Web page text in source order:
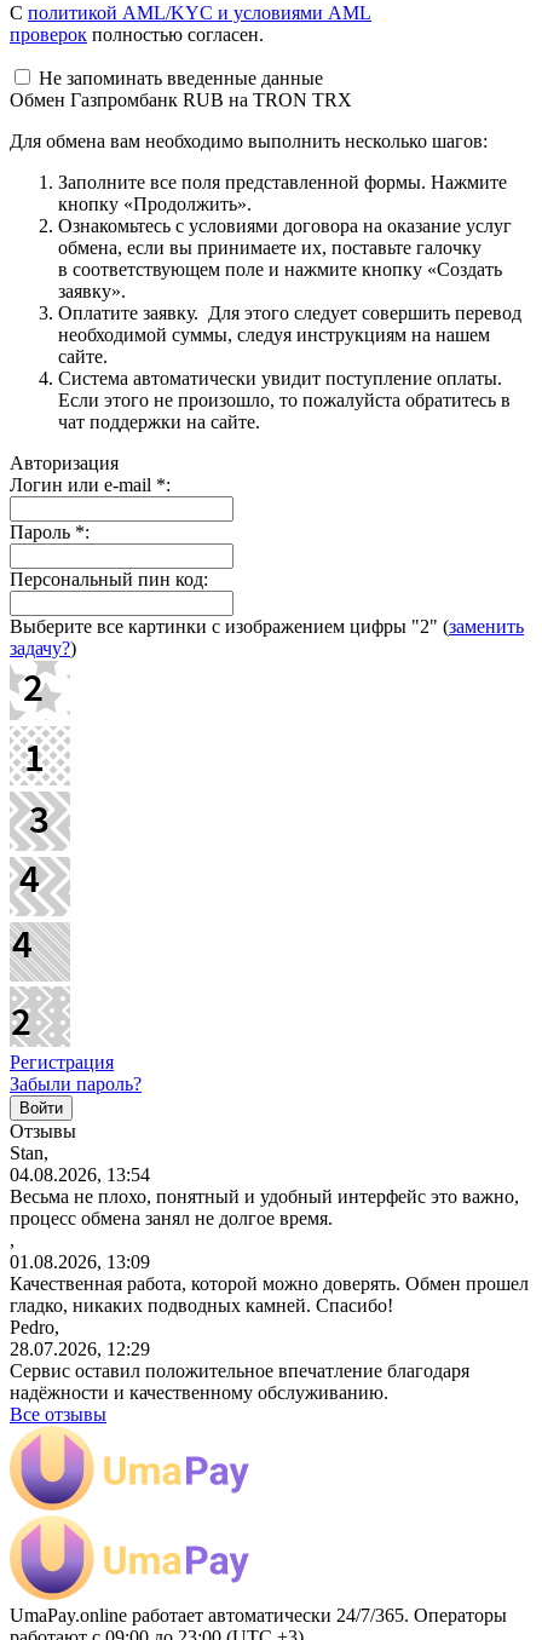
С политикой AML/KYC и условиями AML
проверок полностью согласен.
Не запоминать введенные данные
Обмен Газпромбанк RUB на TRON TRX
Для обмена вам необходимо выполнить несколько шагов:
Заполните все поля представленной формы. Нажмите
кнопку «Продолжить».
Ознакомьтесь с условиями договора на оказание услуг
обмена, если вы принимаете их, поставьте галочку
в соответствующем поле и нажмите кнопку «Создать
заявку».
Оплатите заявку. Для этого следует совершить перевод
необходимой суммы, следуя инструкциям на нашем
сайте.
Система автоматически увидит поступление оплаты.
Если этого не произошло, то пожалуйста обратитесь в
чат поддержки на сайте.
Авторизация
Логин или e-mail *:
Пароль *:
Персональный пин код:
Выберите все картинки с изображением цифры "2" (заменить
задачу?)
Регистрация
Забыли пароль?
Отзывы
Stan,
04.08.2026, 13:54
Весьма не плохо, понятный и удобный интерфейс это важно,
процесс обмена занял не долгое время.
,
01.08.2026, 13:09
Качественная работа, которой можно доверять. Обмен прошел
гладко, никаких подводных камней. Спасибо!
Pedro,
28.07.2026, 12:29
Сервис оставил положительное впечатление благодаря
надёжности и качественному обслуживанию.
Все отзывы
UmaPay.online работает автоматически 24/7/365. Операторы